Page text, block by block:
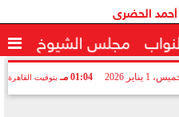
أحمد الحضرى
مجلس الشيوخ 
1 يناير 2026 01:04 مـ بتوقيت القاهرة